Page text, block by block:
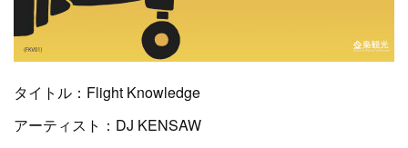
タイトル：Flight Knowledge
アーティスト：DJ KENSAW